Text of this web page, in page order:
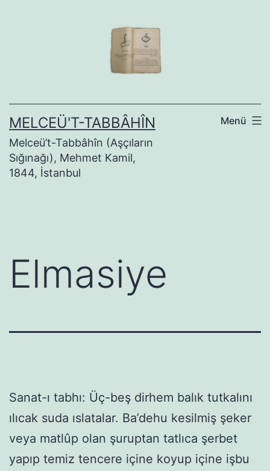
MELCEÜ'T-TABBÂHÎN
Melceü’t-Tabbâhîn (Aşçıların
Sığınağı), Mehmet Kamil,
1844, İstanbul
Menü
Elmasiye
Sanat-ı tabhı: Üç-beş dirhem balık tutkalını
ılıcak suda ıslatalar. Ba’dehu kesilmiş şeker
veya matlûp olan şuruptan tatlıca şerbet
yapıp temiz tencere içine koyup içine işbu